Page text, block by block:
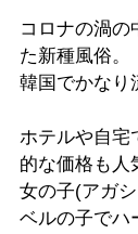
コロナの渦の
た新種風俗。
韓国でかなり
ホテルや自宅
的な価格も人
女の子(アガ
ベルの子でハ